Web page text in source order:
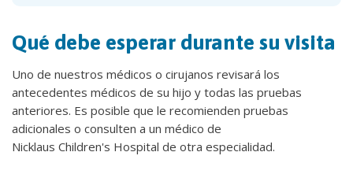
Qué debe esperar durante su visita
Uno de nuestros médicos o cirujanos revisará los
antecedentes médicos de su hijo y todas las pruebas
anteriores. Es posible que le recomienden pruebas
adicionales o consulten a un médico de
Nicklaus Children's Hospital de otra especialidad.